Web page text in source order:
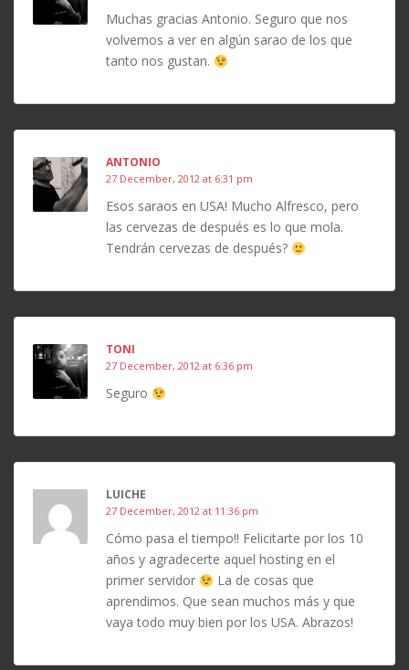
Muchas gracias Antonio. Seguro que nos
volvemos a ver en algún sarao de los que
tanto nos gustan.
ANTONIO
27 December, 2012 at 6:31 pm
Esos saraos en USA! Mucho Alfresco, pero
las cervezas de después es lo que mola.
Tendrán cervezas de después?
TONI
27 December, 2012 at 6:36 pm
Seguro
LUICHE
27 December, 2012 at 11:36 pm
Cómo pasa el tiempo!! Felicitarte por los 10
años y agradecerte aquel hosting en el
primer servidor
La de cosas que
aprendimos. Que sean muchos más y que
vaya todo muy bien por los USA. Abrazos!